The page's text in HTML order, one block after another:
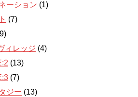
ーション (1)
(7)
ィレッジ (4)
(13)
(7)
ジー (13)